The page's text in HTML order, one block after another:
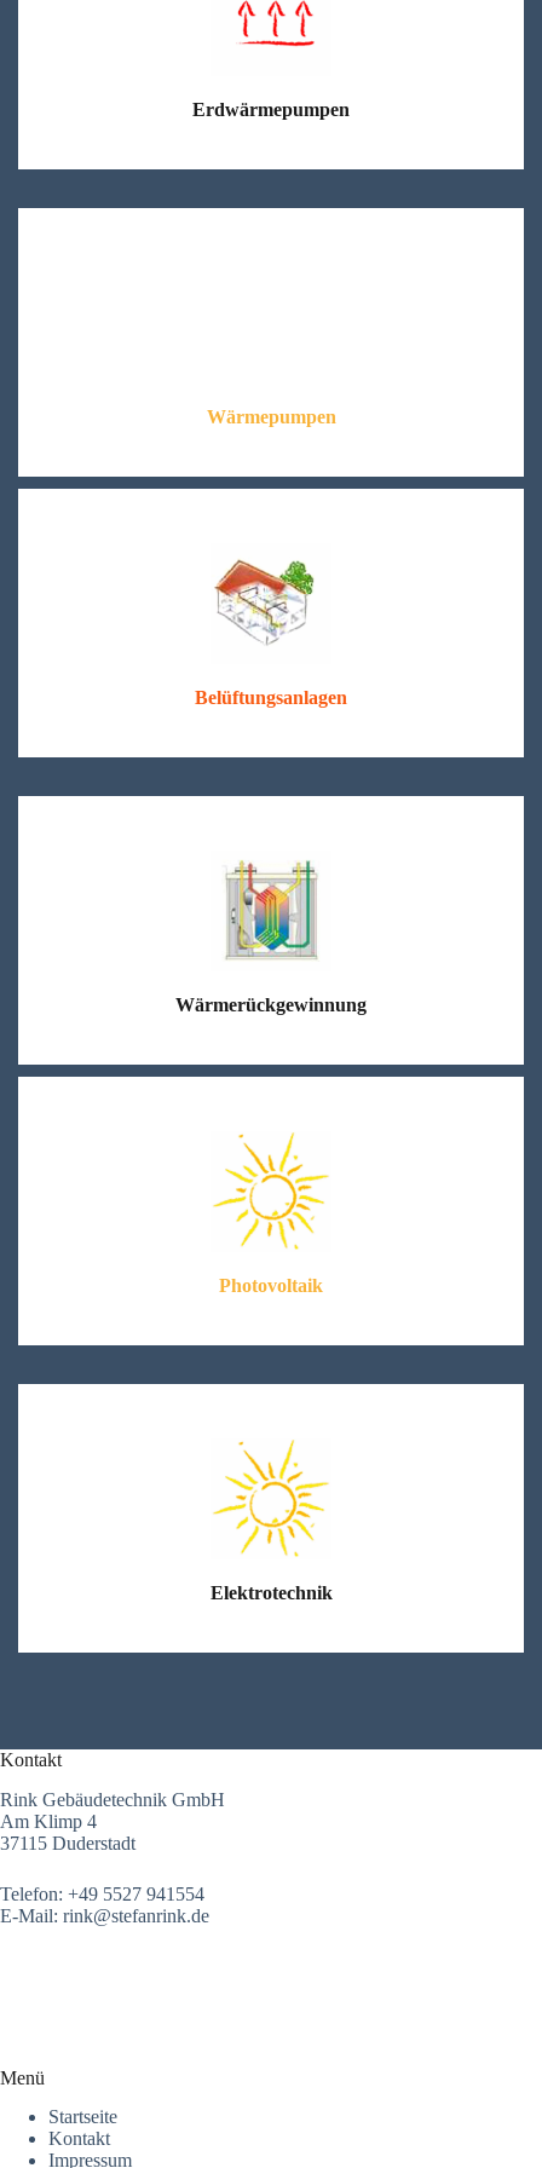
Erdwärmepumpen
Wärmepumpen
Belüftungsanlagen
Wärmerückgewinnung
Photovoltaik
Elektrotechnik
Kontakt
Rink Gebäudetechnik GmbH
Am Klimp 4
37115 Duderstadt
Telefon: +49 5527 941554
E-Mail: rink@stefanrink.de
Menü
Startseite
Kontakt
Impressum